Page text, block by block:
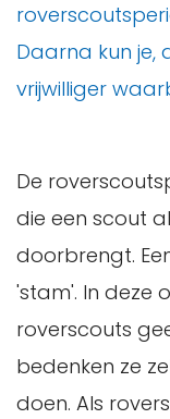
Daarna kun je,
vrijwilliger
De
die een scout
doorbrengt.
'stam'. In deze
roverscouts
bedenken ze
doen. Als